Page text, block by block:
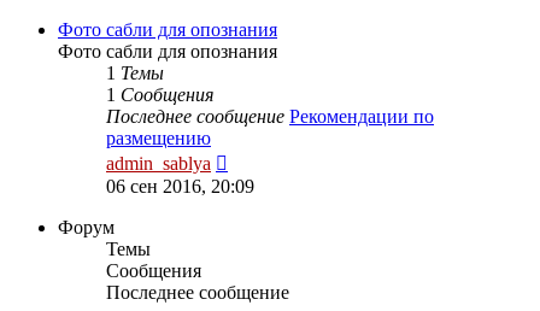
Фото сабли для опознания
Фото сабли для опознания
1 Темы
1 Сообщения
Последнее сообщение Рекомендации по
размещению
admin_sablya
к
06 сен 2016, 20:09
Форум
Темы
Сообщения
Последнее сообщение